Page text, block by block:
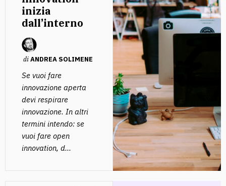
inizia
dall’interno
diANDREA SOLIMENE
Se vuoi fare
innovazione aperta
devi respirare
innovazione. In altri
termini intendo: se
vuoi fare open
innovation, d...